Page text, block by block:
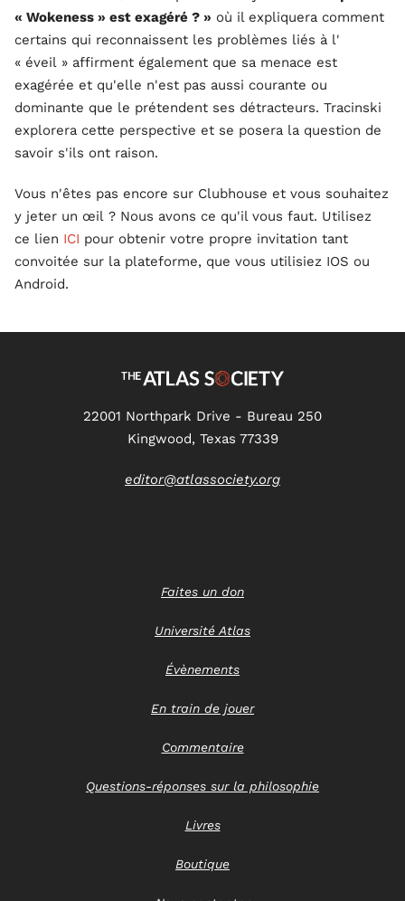
« Wokeness » est exagéré ? » où il expliquera comment
certains qui reconnaissent les problèmes liés à l'
« éveil » affirment également que sa menace est
exagérée et qu'elle n'est pas aussi courante ou
dominante que le prétendent ses détracteurs. Tracinski
explorera cette perspective et se posera la question de
savoir s'ils ont raison.
Vous n'êtes pas encore sur Clubhouse et vous souhaitez
y jeter un œil ? Nous avons ce qu'il vous faut. Utilisez
ce lien ICI pour obtenir votre propre invitation tant
convoitée sur la plateforme, que vous utilisiez IOS ou
Android.
22001 Northpark Drive - Bureau 250
Kingwood, Texas 77339
editor@atlassociety.org
Faites un don
Université Atlas
Évènements
En train de jouer
Commentaire
Questions-réponses sur la philosophie
Livres
Boutique